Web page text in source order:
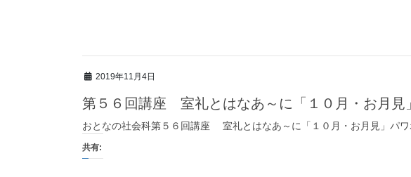
2019年11月4日
第５６回講座 室礼とはなあ～に「１０月・お月見
おとなの社会科第５６回講座 室礼とはなあ～に「１０月・お月見」パ
共有: